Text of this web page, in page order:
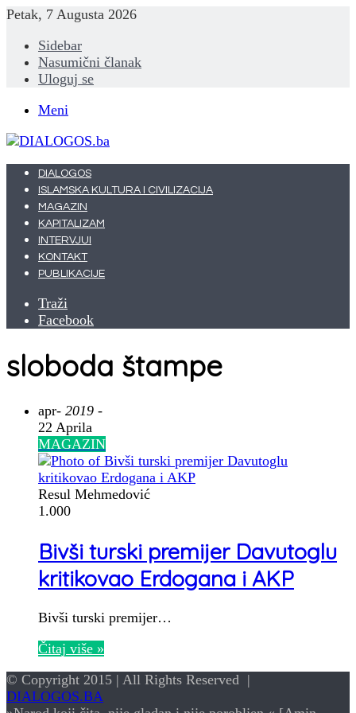
Petak, 7 Augusta 2026
Sidebar
Nasumični članak
Uloguj se
Meni
DIALOGOS
ISLAMSKA KULTURA I CIVILIZACIJA
MAGAZIN
KAPITALIZAM
INTERVJUI
KONTAKT
PUBLIKACIJE
Traži
Facebook
sloboda štampe
apr- 2019 -
22 Aprila
MAGAZIN
Resul Mehmedović
1.000
Bivši turski premijer Davutoglu
kritikovao Erdogana i AKP
Bivši turski premijer…
Čitaj više »
© Copyright 2015 | All Rights Reserved |
DIALOGOS.BA